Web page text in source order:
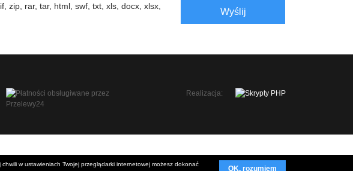
zip, rar, tar, html, swf, txt, xls, docx, xlsx,
Wyślij
Realizacja:
w ustawieniach Twojej przeglądarki internetowej możesz dokonać
OK, rozumiem